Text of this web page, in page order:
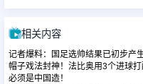
相关内容
记者爆料：国足选帅结果已初步产
帽子戏法封神！法比奥用3个进球
必须是中国造！